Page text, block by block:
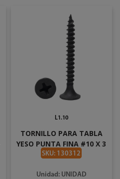
TORNILLO PARA TABLA
YESO PUNTA FINA #10 X 3
PLG
SKU: 130312
L1.10
Unidad: UNIDAD